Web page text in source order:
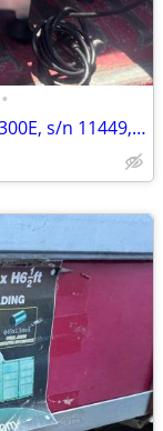
•
Meat Slicer - Omcan meat slicer, mod 300E, s/n 11449, 12", semi-automatic, w/ to